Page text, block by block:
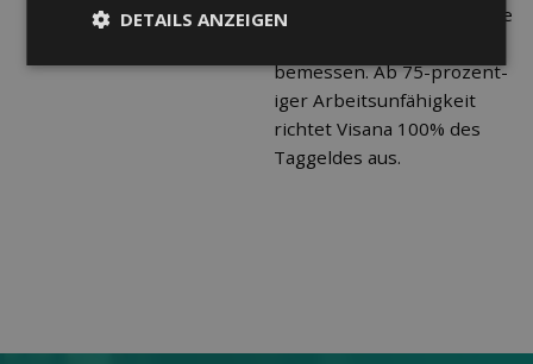
entsprechend dem Grad der
bemessen. Ab 75-prozent-
iger Arbeitsunfähigkeit
richtet Visana 100% des
Taggeldes aus.
DETAILS ANZEIGEN